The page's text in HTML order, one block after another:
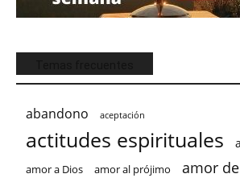
abandono aceptación
actitudes espirituales
amor a Dios amor al prójimo amor